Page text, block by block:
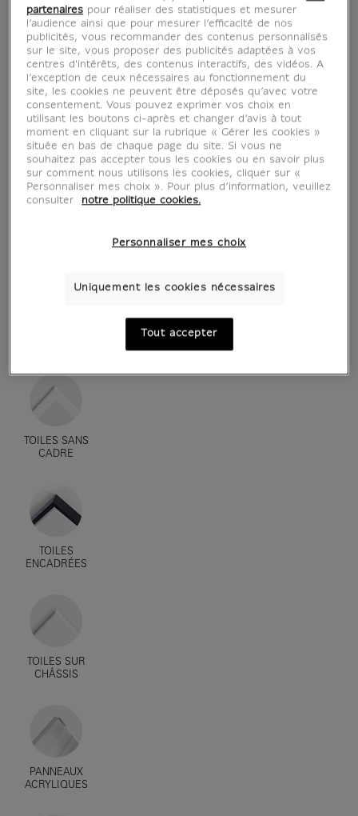
voir en situation zoom produit
TOILES SANS
CADRE
TOILES
ENCADRÉES
TOILES SUR
CHÂSSIS
PANNEAUX
ACRYLIQUES
partenaires pour réaliser des statistiques et mesurer
l’audience ainsi que pour mesurer l’efficacité de nos
publicités, vous recommander des contenus personnalisés
sur le site, vous proposer des publicités adaptées à vos
centres d'intérêts, des contenus interactifs, des vidéos. A
l’exception de ceux nécessaires au fonctionnement du
site, les cookies ne peuvent être déposés qu’avec votre
consentement. Vous pouvez exprimer vos choix en
utilisant les boutons ci-après et changer d’avis à tout
moment en cliquant sur la rubrique « Gérer les cookies »
située en bas de chaque page du site. Si vous ne
souhaitez pas accepter tous les cookies ou en savoir plus
sur comment nous utilisons les cookies, cliquer sur «
Personnaliser mes choix ». Pour plus d’information, veuillez
consulter
notre politique cookies.
Personnaliser mes choix
Uniquement les cookies nécessaires
Tout accepter